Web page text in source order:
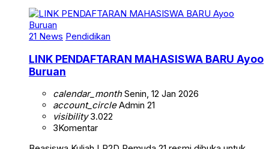
21 News Pendidikan
LINK PENDAFTARAN MAHASISWA BARU Ayoo
Buruan
calendar_monthSenin, 12 Jan 2026
account_circleAdmin 21
visibility3.022
3Komentar